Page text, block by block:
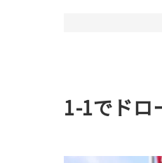
1-1でドロ